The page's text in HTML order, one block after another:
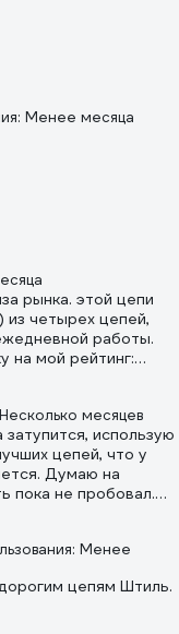
Менее месяца
рынка. этой цепи
четырех цепей,
работы.
на мой рейтинг:
88A все цепи
месяцев
использую
цепей, что у
Думаю на
пока не пробовал.
вариантах.
Менее
цепям Штиль.